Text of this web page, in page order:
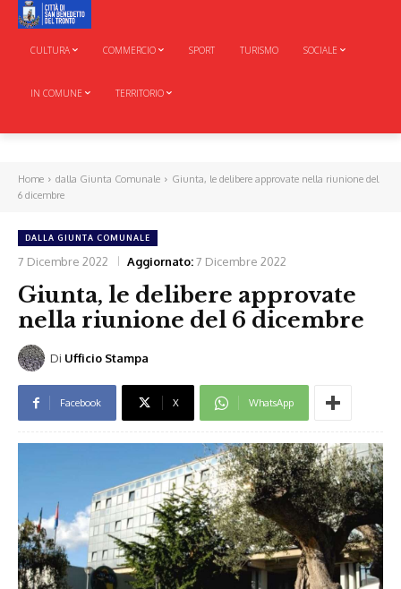
CULTURA COMMERCIO SPORT TURISMO SOCIALE
IN COMUNE TERRITORIO
Home dalla Giunta Comunale
Giunta, le delibere approvate nella riunione del
6 dicembre
DALLA GIUNTA COMUNALE
7 Dicembre 2022 Aggiornato:7 Dicembre 2022
Giunta, le delibere approvate
nella riunione del 6 dicembre
Di Ufficio Stampa
Facebook X WhatsApp